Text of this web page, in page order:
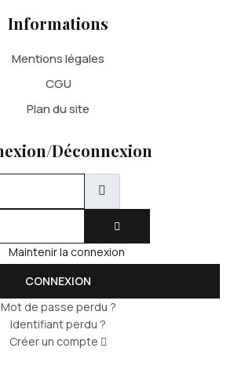
Informations
Mentions légales
CGU
Plan du site
Déconnexion
AFFICHER LE MOT DE
Maintenir la connexion
CONNEXION
Mot de passe perdu ?
Identifiant perdu ?
Créer un compte